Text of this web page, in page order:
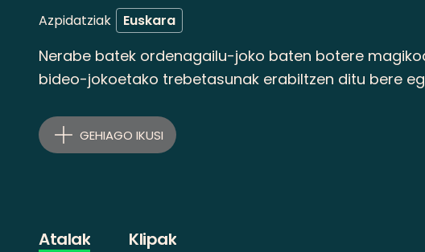
Azpidatziak
Euskara
Nerabe batek ordenagailu-joko baten botere
bideo-jokoetako trebetasunak erabiltzen ditu bere
GEHIAGO IKUSI
Atalak Klipak